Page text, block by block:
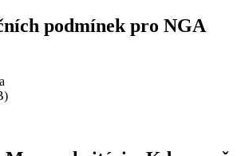
podmínek pro NGA